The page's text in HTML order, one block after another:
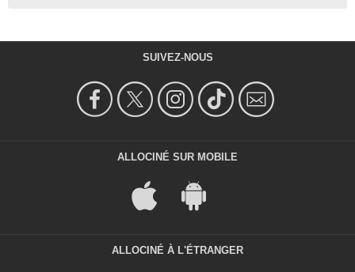
SUIVEZ-NOUS
ALLOCINÉ SUR MOBILE
ALLOCINÉ À L'ÉTRANGER